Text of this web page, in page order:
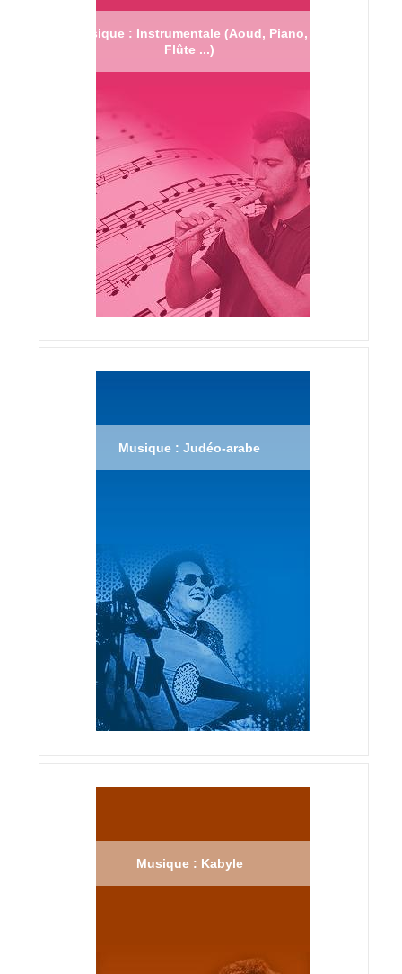
Musique : Instrumentale (Aoud, Piano,
Flûte ...)
Musique : Judéo-arabe
Musique : Kabyle